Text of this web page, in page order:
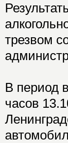
трезвом
В период
часов